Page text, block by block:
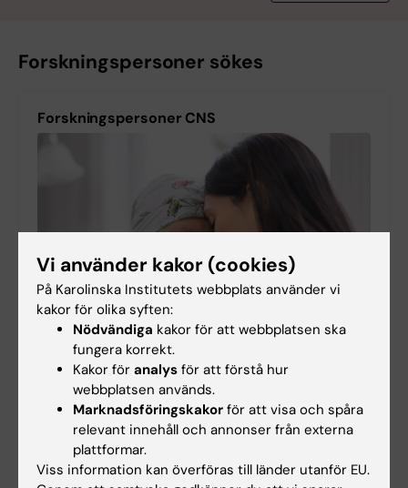
Forskningspersoner sökes
Forskningspersoner CNS
Deltagare till studie sökes
Har du cancer och känner dig nedstämd? Delta i
en studie om en ny behandling mot depression.
2026-07-27 00:00
Depression vid cancer är vanligt, men idag saknas en
Vi använder kakor (cookies)
På Karolinska Institutets webbplats använder vi
kakor för olika syften:
Nödvändiga kakor för att webbplatsen ska
fungera korrekt.
Kakor för analys för att förstå hur
webbplatsen används.
Marknadsföringskakor för att visa och spåra
relevant innehåll och annonser från externa
plattformar.
Viss information kan överföras till länder utanför EU.